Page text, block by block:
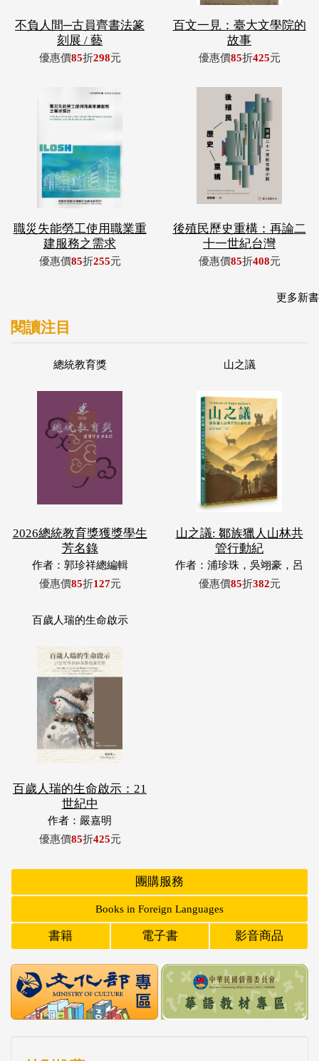
不負人間─古員齊書法篆
刻展 / 藝
優惠價85折298元
百文一見：臺大文學院的
故事
優惠價85折425元
職災失能勞工使用職業重
建服務之需求
優惠價85折255元
後殖民歷史重構：再論二
十一世紀台灣
優惠價85折408元
更多新書
閱讀注目
總統教育獎
2026總統教育獎獲獎學生
芳名錄
作者：郭珍祥總編輯
優惠價85折127元
山之議
山之議: 鄒族獵人山林共
管行動紀
作者：浦珍珠，吳翊豪，呂
翊齊，張惠東，許玉青，王
優惠價85折382元
百歲人瑞的生命啟示
百歲人瑞的生命啟示：21
世紀中
作者：嚴嘉明
優惠價85折425元
團購服務
Books in Foreign Languages
書籍 電子書 影音商品